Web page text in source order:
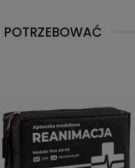
POTRZEBOWAĆ